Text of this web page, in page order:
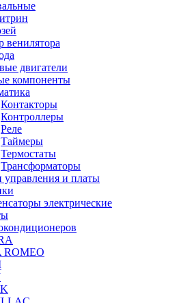
венилятора
двигатели
компоненты
Контакторы
Контроллеры
Реле
Таймеры
Термостаты
Трансформаторы
управления и платы
электрические
ROMEO